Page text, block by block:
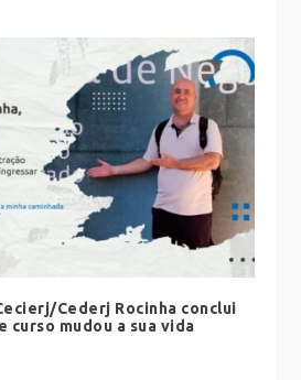
Cederj Rocinha conclui
curso mudou a sua vida